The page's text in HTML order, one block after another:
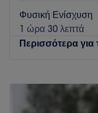
Οι εξειδικευμένοι
να επιλέξεις τις
στις ανάγκες και τις
Περιβάλλον:
Ειδικεύονται σε:
Φυσική Ενίσχυση
1 ώρα 30 λεπτά
Περισσότερα
Τετάρτη